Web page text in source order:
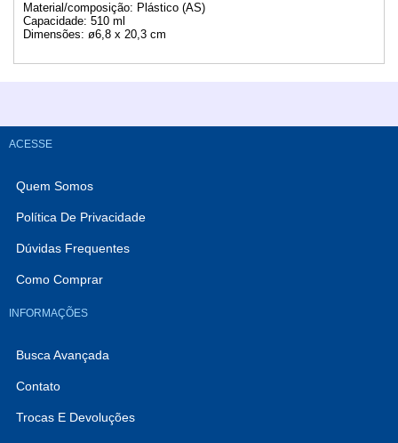
Material/composição: Plástico (AS)
Capacidade: 510 ml
Dimensões: ø6,8 x 20,3 cm
ACESSE
Quem Somos
Política De Privacidade
Dúvidas Frequentes
Como Comprar
INFORMAÇÕES
Busca Avançada
Contato
Trocas E Devoluções